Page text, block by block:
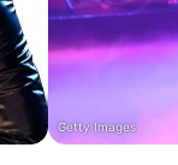
Getty Images